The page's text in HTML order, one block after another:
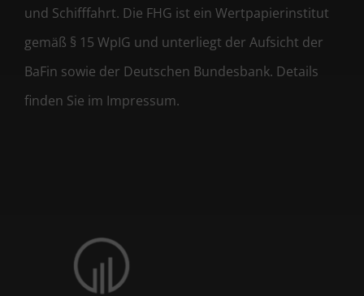
und Schifffahrt. Die FHG ist ein Wertpapierinstitut
gemäß § 15 WpIG und unterliegt der Aufsicht der
BaFin sowie der Deutschen Bundesbank. Details
finden Sie im Impressum.